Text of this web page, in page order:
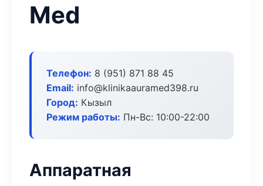
Med
Телефон: 8 (951) 871 88 45
Email: info@klinikaauramed398.ru
Город: Кызыл
Режим работы: Пн-Вс: 10:00-22:00
Аппаратная